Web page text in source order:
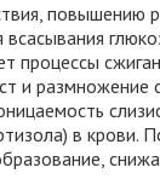
повышению
процессы
и
в